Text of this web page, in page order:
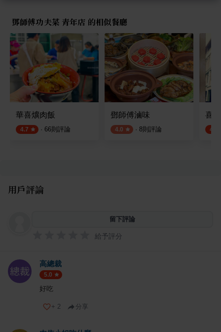
鄧師傅功夫菜 青年店 的相似餐廳
華喜爌肉飯
4.7 · 66則評論
鄧師傅滷味
4.0 · 8則評論
喜
4.5
用戶評論
留下評論
給予評分
高總裁
5.0
好吃
+ 2 分享